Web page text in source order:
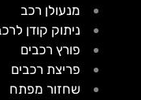
מנעולן רכב
ניתוק קודן לרכב
פורץ רכבים
פריצת רכבים
שחזור מפתח